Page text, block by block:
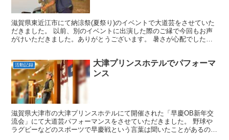
滋賀県東近江市にて納涼祭(夏祭り)のイベントで大道芸をさせていた
だきました。 以前、別のイベントに出演した際のご縁で今回もお声
がけいただきました。ありがとうございます。 暑さが心配でした
活動記録
大津プリンスホテルでパフォーマ
ンス
滋賀県大津市の大津プリンスホテルにて開催された「早慶OB新年交
流会」にて大道芸パフォーマンスをさせていただきました。 野球や
ラグビーなどのスポーツで早慶戦という言葉は聞いたことがあるので